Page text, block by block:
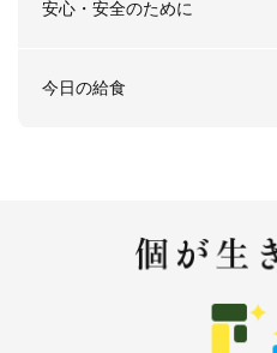
安心・安全のために
今日の給食